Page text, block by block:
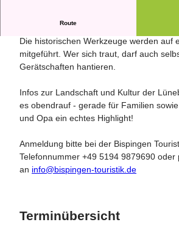
Route
Mit Plaggen-Hein durch die
Die historischen Werkzeuge werden auf
mitgeführt. Wer sich traut, darf auch
Gerätschaften hantieren.
Infos zur Landschaft und Kultur der
es obendrauf - gerade für Familien
und Opa ein echtes Highlight!
Anmeldung bitte bei der Bispingen
Telefonnummer +49 5194 9879690 oder
an info@bispingen-touristik.de
Terminübersicht